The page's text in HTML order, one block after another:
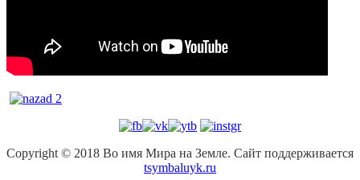
Copyright © 2018 Во имя Мира на Земле. Сайт поддерживается
tsymbaluyk.ru